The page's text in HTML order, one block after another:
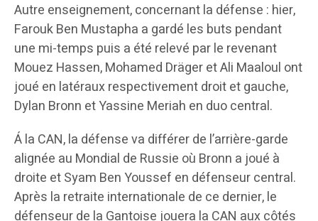
Autre enseignement, concernant la défense : hier,
Farouk Ben Mustapha a gardé les buts pendant
une mi-temps puis a été relevé par le revenant
Mouez Hassen, Mohamed Dräger et Ali Maaloul ont
joué en latéraux respectivement droit et gauche,
Dylan Bronn et Yassine Meriah en duo central.
Á la CAN, la défense va différer de l’arrière-garde
alignée au Mondial de Russie où Bronn a joué à
droite et Syam Ben Youssef en défenseur central.
Après la retraite internationale de ce dernier, le
défenseur de la Gantoise jouera la CAN aux côtés